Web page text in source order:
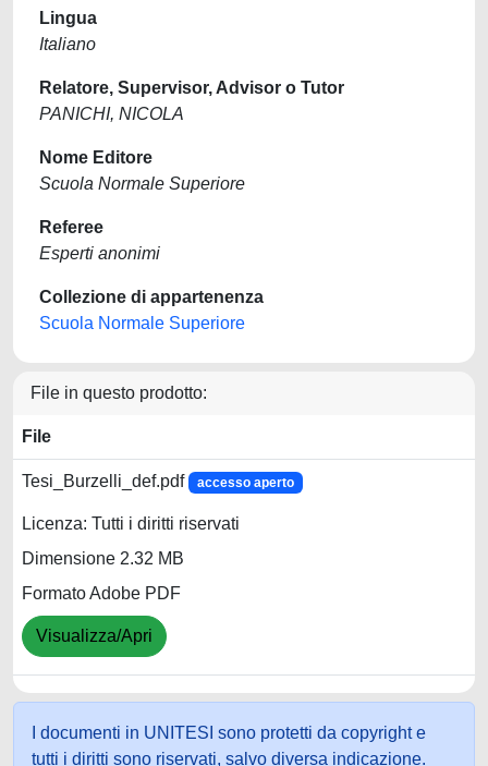
Lingua
Italiano
Relatore, Supervisor, Advisor o Tutor
PANICHI, NICOLA
Nome Editore
Scuola Normale Superiore
Referee
Esperti anonimi
Collezione di appartenenza
Scuola Normale Superiore
File in questo prodotto:
File
Tesi_Burzelli_def.pdf accesso aperto
Licenza: Tutti i diritti riservati
Dimensione 2.32 MB
Formato Adobe PDF
Visualizza/Apri
I documenti in UNITESI sono protetti da copyright e
tutti i diritti sono riservati, salvo diversa indicazione.